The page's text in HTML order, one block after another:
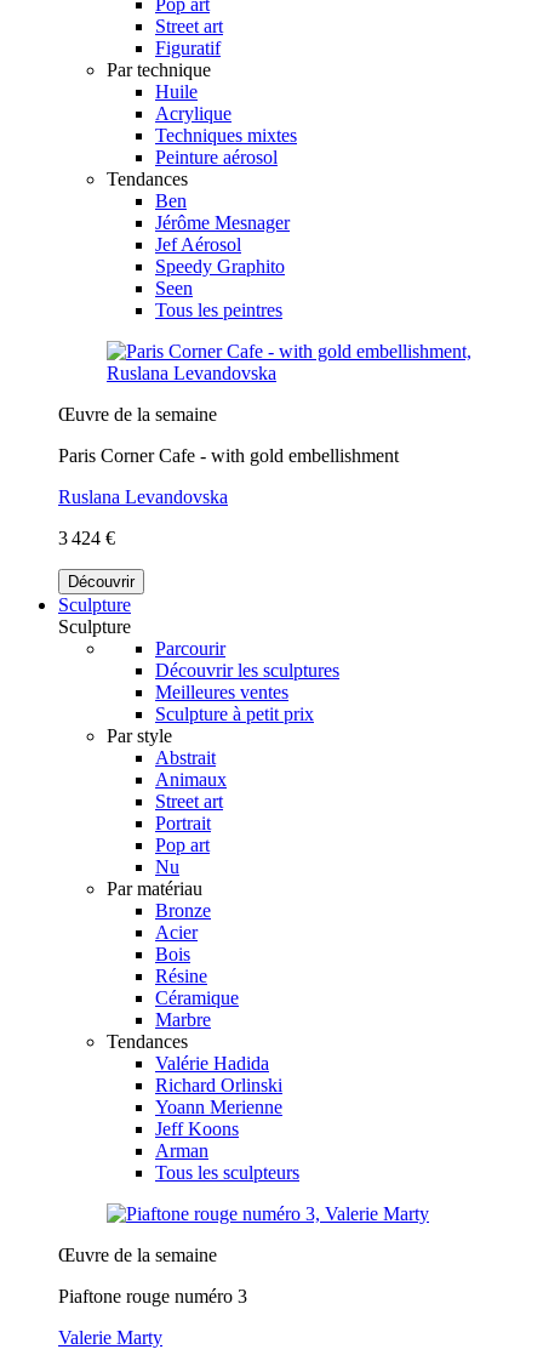
Street art
Figuratif
Par technique
Huile
Acrylique
Techniques mixtes
Peinture aérosol
Tendances
Ben
Jérôme Mesnager
Jef Aérosol
Speedy Graphito
Seen
Tous les peintres
Œuvre de la semaine
Paris Corner Cafe - with gold embellishment
Ruslana Levandovska
3 424 €
Découvrir
Sculpture
Sculpture
Parcourir
Découvrir les sculptures
Meilleures ventes
Sculpture à petit prix
Par style
Abstrait
Animaux
Street art
Portrait
Pop art
Nu
Par matériau
Bronze
Acier
Bois
Résine
Céramique
Marbre
Tendances
Valérie Hadida
Richard Orlinski
Yoann Merienne
Jeff Koons
Arman
Tous les sculpteurs
Œuvre de la semaine
Piaftone rouge numéro 3
Valerie Marty